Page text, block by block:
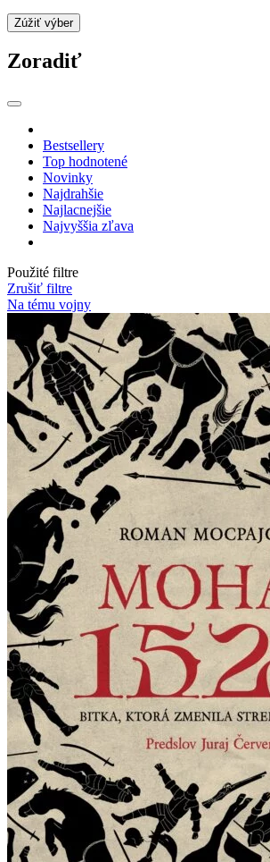
Zúžiť výber
Zoradiť
Bestsellery
Top hodnotené
Novinky
Najdrahšie
Najlacnejšie
Najvyššia zľava
Použité filtre
Zrušiť filtre
Na tému vojny